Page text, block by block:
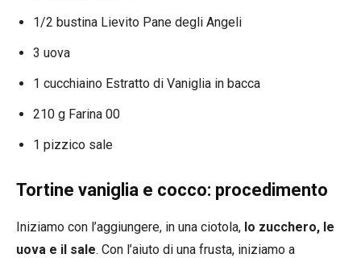
1/2 bustina Lievito Pane degli Angeli
3 uova
1 cucchiaino Estratto di Vaniglia in bacca
210 g Farina 00
1 pizzico sale
Tortine vaniglia e cocco: procedimento
Iniziamo con l’aggiungere, in una ciotola, lo zucchero, le
uova e il sale. Con l’aiuto di una frusta, iniziamo a